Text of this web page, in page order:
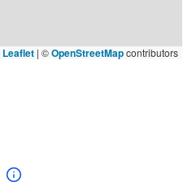
Leaflet | ©OpenStreetMapcontributors